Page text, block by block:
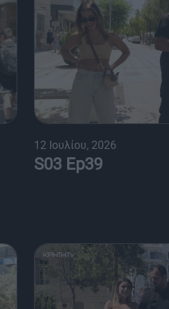
12 Ιουλίου, 2026
S03 Ep39